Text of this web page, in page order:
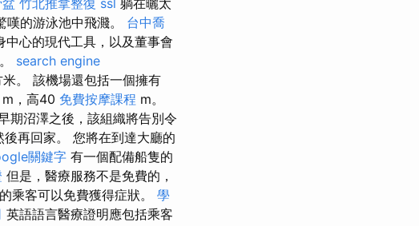
的游泳池中飛濺。 台中喬
心的現代工具，以及董事會
search engine
。 該機場還包括一個擁有
m，高40 免費按摩課程 m。
期沼澤之後，該組織將告別令
再回家。 您將在到達大廳的
關鍵字 有一個配備船隻的
但是，醫療服務不是免費的，
乘客可以免費獲得症狀。 學
英語語言醫療證明應包括乘客